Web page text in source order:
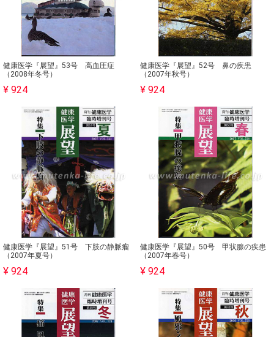
健康医学『展望』53号 高血圧症
（2008年冬号）
¥ 924
健康医学『展望』52号 鼻の疾患
（2007年秋号）
¥ 924
健康医学『展望』51号 下肢の静脈瘤
（2007年夏号）
¥ 924
健康医学『展望』50号 甲状腺の疾患
（2007年春号）
¥ 924